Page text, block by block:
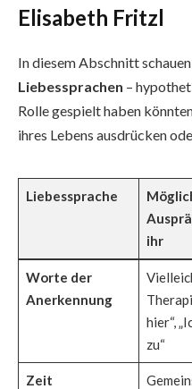
Elisabeth Fritzl
In diesem Abschnitt schauen
Liebessprachen –
Rolle gespielt haben
ihres Lebens ausdrücken
Liebessprache
ihr
Worte der
Anerkennung
hier“,
zu“
Zeit